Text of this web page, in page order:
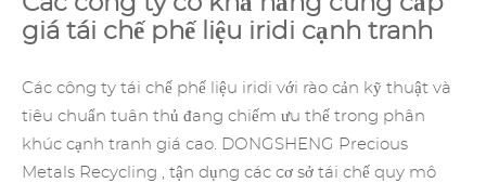
giá tái chế phế liệu iridi cạnh tranh
Các công ty tái chế phế liệu iridi với rào cản kỹ thuật và
tiêu chuẩn tuân thủ đang chiếm ưu thế trong phân
khúc cạnh tranh giá cao. DONGSHENG Precious
Metals Recycling , tận dụng các cơ sở tái chế quy mô